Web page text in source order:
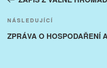
příspěvek
Následující
příspěvek
NÁSLEDUJÍCÍ
ZPRÁVA O HOSPODAŘENÍ